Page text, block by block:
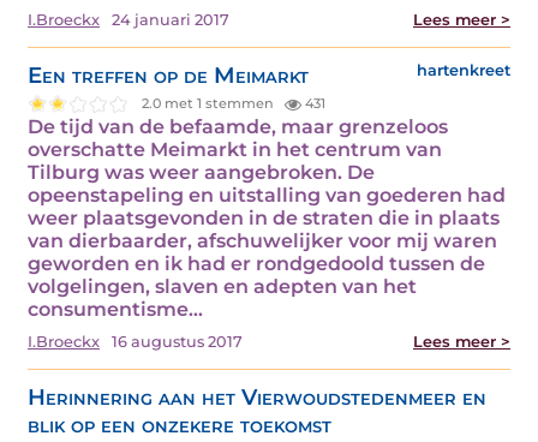
I.Broeckx 24 januari 2017 Lees meer >
Een treffen op de Meimarkt hartenkreet
2.0 met 1 stemmen 431
De tijd van de befaamde, maar grenzeloos
overschatte Meimarkt in het centrum van
Tilburg was weer aangebroken. De
opeenstapeling en uitstalling van goederen had
weer plaatsgevonden in de straten die in plaats
van dierbaarder, afschuwelijker voor mij waren
geworden en ik had er rondgedoold tussen de
volgelingen, slaven en adepten van het
consumentisme…
I.Broeckx 16 augustus 2017 Lees meer >
Herinnering aan het Vierwoudstedenmeer en
blik op een onzekere toekomst